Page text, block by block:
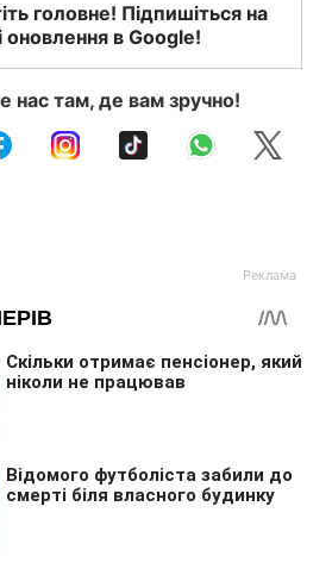
головне! Підпишіться на
оновлення в Google!
нас там, де вам зручно!